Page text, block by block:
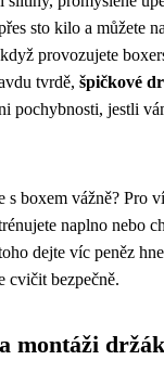
sto kilo a můžete
provozujete
tvrdě, špičkové
pochybnosti, jestli
s boxem vážně? Pro
naplno nebo
dejte víc peněz
cvičit bezpečně.
montáži